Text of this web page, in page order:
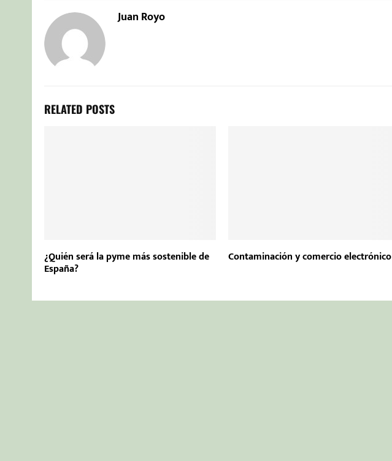
Juan Royo
RELATED POSTS
¿Quién será la pyme más sostenible de
España?
Contaminación y comercio electrónico